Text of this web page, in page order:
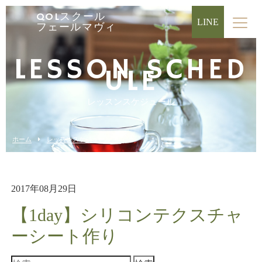
QOLスクール
フェールマヴィ
LINE
LESSON SCHED
ULE
レッスンスケジュール
ホーム レッスンスケジュール
2017年08月29日
【1day】シリコンテクスチャ
ーシート作り